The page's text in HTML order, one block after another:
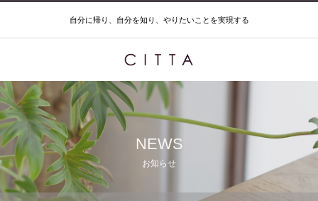
自分に帰り、自分を知り、やりたいことを実現する
NEWS
お知らせ